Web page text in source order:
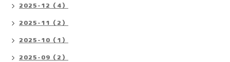
2025-12（4）
2025-11（2）
2025-10（1）
2025-09（2）